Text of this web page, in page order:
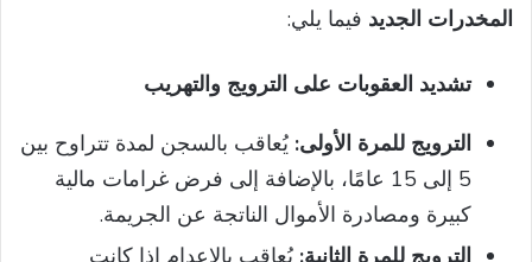
المخدرات الجديد فيما يلي:
تشديد العقوبات على الترويج والتهريب
الترويج للمرة الأولى: يُعاقب بالسجن لمدة تتراوح بين
5 إلى 15 عامًا، بالإضافة إلى فرض غرامات مالية
كبيرة ومصادرة الأموال الناتجة عن الجريمة.